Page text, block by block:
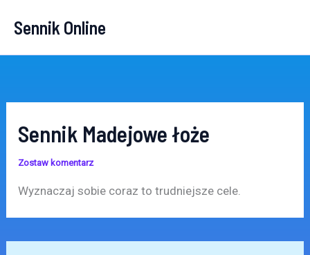
Sennik Online
Sennik Madejowe łoże
Zostaw komentarz
Wyznaczaj sobie coraz to trudniejsze cele.